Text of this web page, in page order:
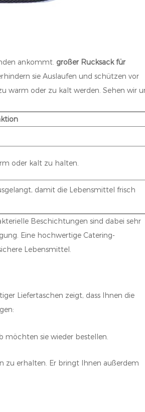
ankommt. großer Rucksack für
sie Auslaufen und schützen vor
warm oder zu kalt werden. Sehen wir
oder kalt zu halten.
damit die Lebensmittel frisch
Beschichtungen sind dabei sehr
Eine hochwertige Catering-
Lebensmittel.
Liefertaschen zeigt, dass Ihnen die
möchten sie wieder bestellen.
zu erhalten. Er bringt Ihnen außerdem